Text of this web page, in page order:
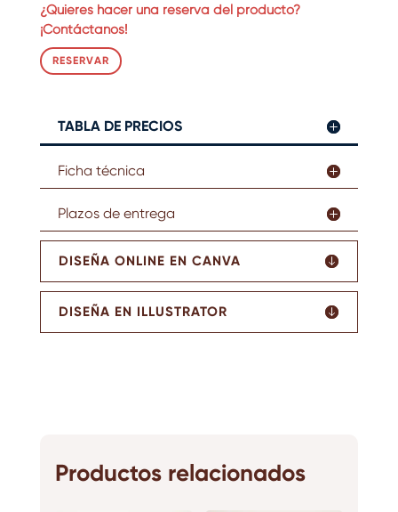
¿Quieres hacer una reserva del producto?
¡Contáctanos!
RESERVAR
TABLA DE PRECIOS
Ficha técnica
Plazos de entrega
DISEÑA ONLINE EN CANVA
DISEÑA EN ILLUSTRATOR
Productos relacionados